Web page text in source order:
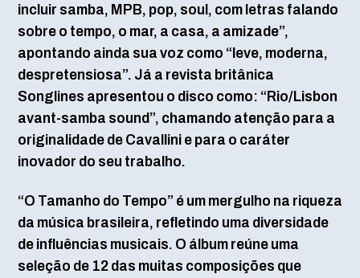
incluir samba, MPB, pop, soul, com letras falando
sobre o tempo, o mar, a casa, a amizade”,
apontando ainda sua voz como “leve, moderna,
despretensiosa”. Já a revista britânica
Songlines apresentou o disco como: “Rio/Lisbon
avant-samba sound”, chamando atenção para a
originalidade de Cavallini e para o caráter
inovador do seu trabalho.
“O Tamanho do Tempo” é um mergulho na riqueza
da música brasileira, refletindo uma diversidade
de influências musicais. O álbum reúne uma
seleção de 12 das muitas composições que